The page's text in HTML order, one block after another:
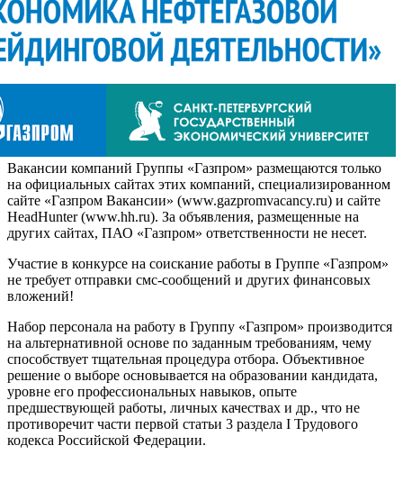
Вакансии компаний Группы «Газпром» размещаются только
на официальных сайтах этих компаний, специализированном
сайте «Газпром Вакансии» (www.gazpromvacancy.ru) и сайте
HeadHunter (www.hh.ru). За объявления, размещенные на
других сайтах, ПАО «Газпром» ответственности не несет.
Участие в конкурсе на соискание работы в Группе «Газпром»
не требует отправки смс-сообщений и других финансовых
вложений!
Набор персонала на работу в Группу «Газпром» производится
на альтернативной основе по заданным требованиям, чему
способствует тщательная процедура отбора. Объективное
решение о выборе основывается на образовании кандидата,
уровне его профессиональных навыков, опыте
предшествующей работы, личных качествах и др., что не
противоречит части первой статьи 3 раздела I Трудового
кодекса Российской Федерации.